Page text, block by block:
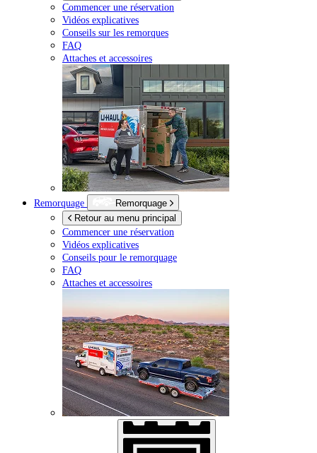
Commencer une réservation
Vidéos explicatives
Conseils sur les remorques
FAQ
Attaches et accessoires
Remorquage
Remorquage
Retour au menu principal
Commencer une réservation
Vidéos explicatives
Conseils pour le remorquage
FAQ
Attaches et accessoires